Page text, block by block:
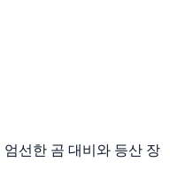
선한 곰 대비와 등산 장